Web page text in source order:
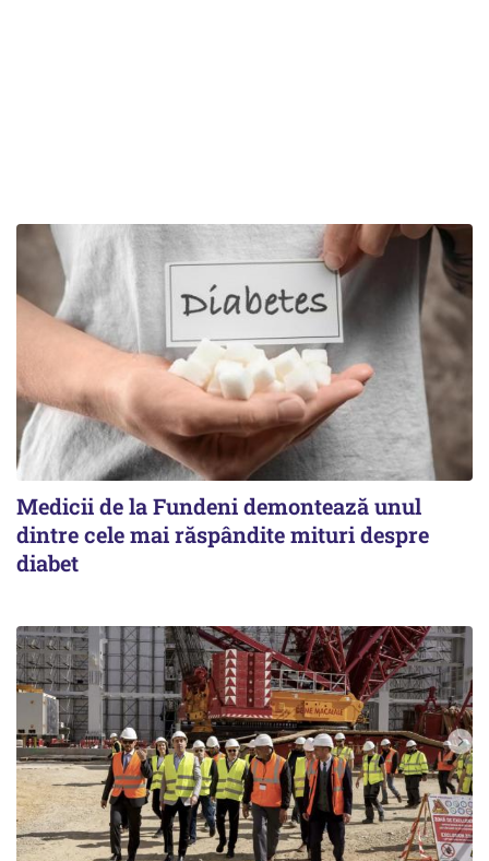
Medicii de la Fundeni demontează unul
dintre cele mai răspândite mituri despre
diabet